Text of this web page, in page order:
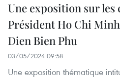
Une exposition sur
Président Ho Chi
Dien Bien Phu
03/05/2024 09:58
Une exposition thématique